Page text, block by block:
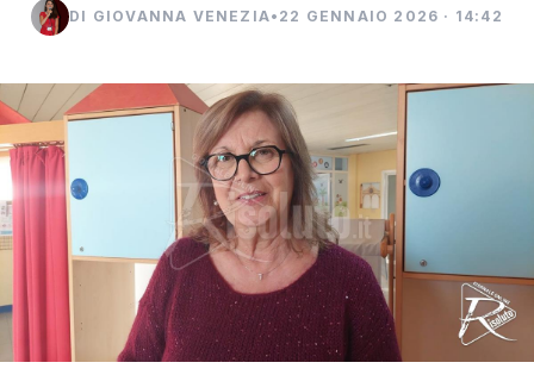
DI GIOVANNA VENEZIA• 22 GENNAIO 2026 · 14:42